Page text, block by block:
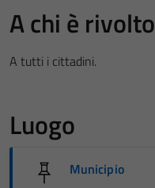
A chi è rivolto
A tutti i cittadini.
Luogo
Municipio